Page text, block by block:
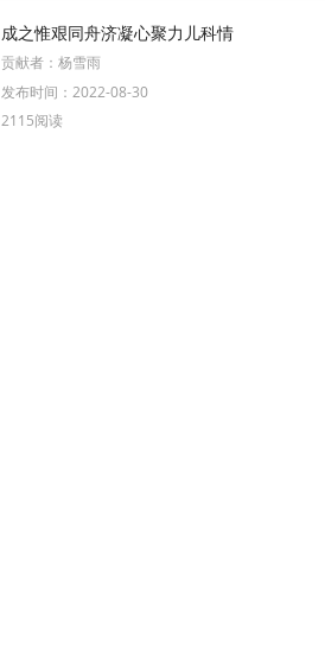
成之惟艰同舟济凝心聚力儿科情
贡献者： 杨雪雨
发布时间： 2022-08-30
2115阅读